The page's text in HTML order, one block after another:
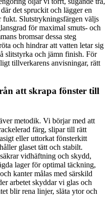
det spruckit och lägger en
fukt. Slutstrykningsfärgen väljs
för maximal smuts- och
bromsar dessa steg
och hindrar att vatten letar sig
slitstyrka och jämn finish. För
tillverkarens anvisningar, rätt
att skrapa fönster till
metodik. Vi börjar med att
färg, slipar till rätt
eller uttorkat fönsterkitt
glaset tätt och stabilt.
vidhäftning och skydd,
lager för optimal täckning,
kanter målas med särskild
arbetet skyddar vi glas och
blir rena linjer, släta ytor och